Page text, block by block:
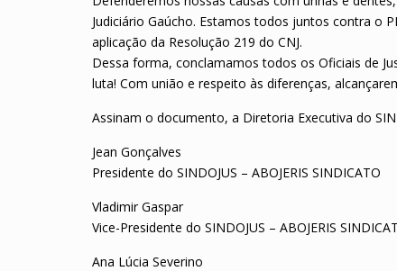
Judiciário Gaúcho. Estamos todos juntos contra o
aplicação da Resolução 219 do CNJ.
Dessa forma, conclamamos todos os Oficiais de
luta! Com união e respeito às diferenças,
Assinam o documento, a Diretoria Executiva do
Jean Gonçalves
Presidente do SINDOJUS – ABOJERIS SINDICATO
Vladimir Gaspar
Vice-Presidente do SINDOJUS – ABOJERIS
Ana Lúcia Severino